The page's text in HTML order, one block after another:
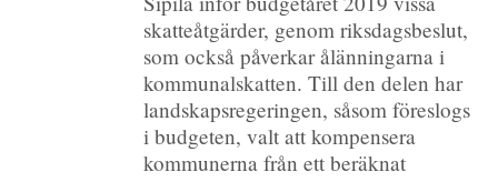
skatteåtgärder, genom riksdagsbeslut,
som också påverkar ålänningarna i
kommunalskatten. Till den delen har
landskapsregeringen, såsom föreslogs
i budgeten, valt att kompensera
kommunerna från ett beräknat